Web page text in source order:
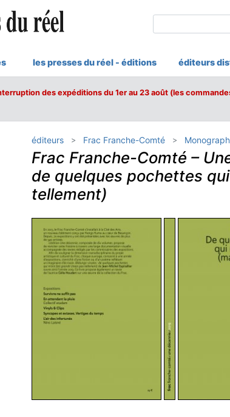
les presses du réel - éditions éditeurs
des expéditions du 1er au 23 août (les
éditeurs Frac Franche-Comté
Frac Franche-Comté –
de quelques pochettes
tellement)